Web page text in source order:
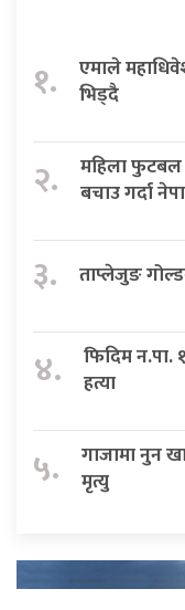
१.
एमाले
भिड्दै
२.
महिला
बचाउ गर्दा
३. ताप्लेजुङ
४.
फिदिम न.पा.
हत्या
५.
गाजामा नुन
मृत्यु